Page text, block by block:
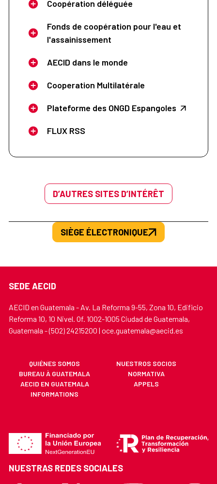
Coopération déléguée
Fonds de coopération pour l'eau et
l'assainissement
AECID dans le monde
Cooperation Multilatérale
Plateforme des ONGD Espangoles
FLUX RSS
D’AUTRES SITES D’INTÉRÊT
SIÈGE ÉLECTRONIQUE
SEDE AECID
AECID en Guatemala - Av. La Reforma 9-55, Zona 10, Edificio
Reforma 10, 10 Nivel. Of. 1002-1005 Ciudad de Guatemala,
Guatemala - (502) 24215200 | oce.guatemala@aecid.es
QUIÉNES SOMOS
NUESTROS SOCIOS
BUREAU À GUATEMALA
NORMATIVA
AECID EN GUATEMALA
APPELS
INFORMATIONS
NUESTRAS REDES SOCIALES